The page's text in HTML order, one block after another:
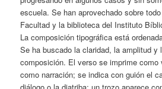
escuela. Se han aprovechado sobre
Facultad y la biblioteca del Instituto
La composición tipográfica está
Se ha buscado la claridad, la amplitud y
composición. El verso se imprime como
como narración; se indica con guión el